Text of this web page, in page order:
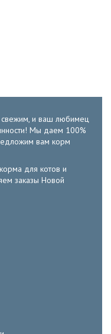
свежим, и ваш любимец
Мы даем 100%
вам корм
для котов и
заказы Новой